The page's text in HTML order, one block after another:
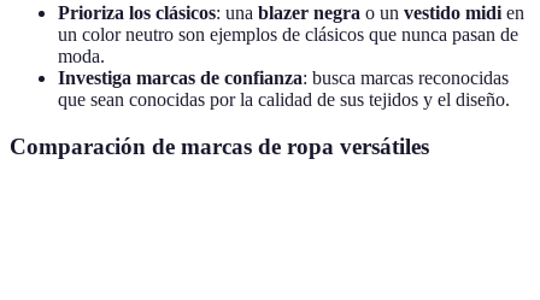
Prioriza los clásicos: una blazer negra o un vestido midi en
un color neutro son ejemplos de clásicos que nunca pasan de
moda.
Investiga marcas de confianza: busca marcas reconocidas
que sean conocidas por la calidad de sus tejidos y el diseño.
Comparación de marcas de ropa versátiles